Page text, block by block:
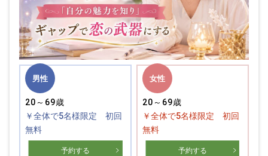
男性
20～69歳
￥全体で5名様限定 初回
無料
予約する
女性
20～69歳
￥全体で5名様限定 初回
無料
予約する